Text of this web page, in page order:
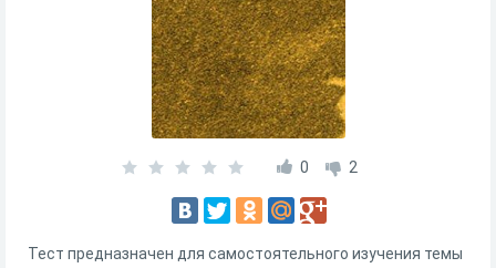
0 2
Тест предназначен для самостоятельного изучения темы